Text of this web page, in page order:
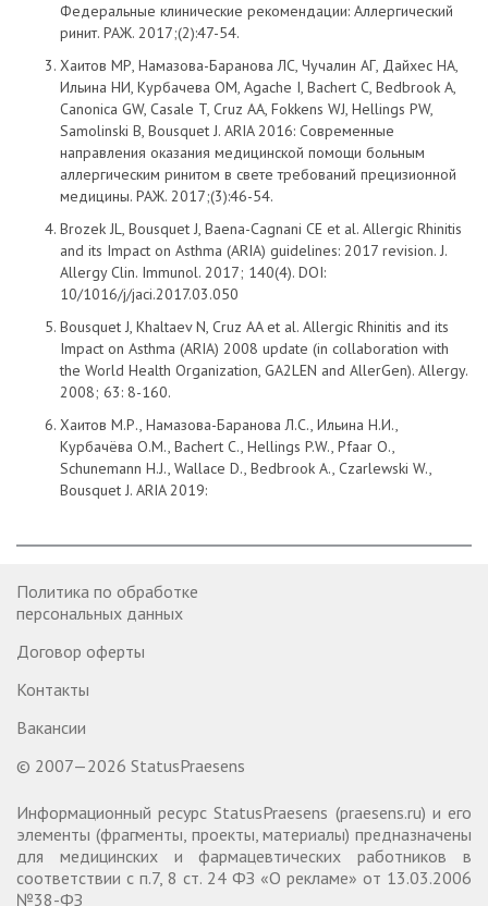
Федеральные клинические рекомендации: Аллергический
ринит. РАЖ. 2017;(2):47-54.
Хаитов МР, Намазова-Баранова ЛС, Чучалин АГ, Дайхес НА,
Ильина НИ, Курбачева ОМ, Agache I, Bachert C, Bedbrook A,
Canonica GW, Casale T, Cruz AA, Fokkens WJ, Hellings PW,
Samolinski B, Bousquet J. ARIA 2016: Современные
направления оказания медицинской помощи больным
аллергическим ринитом в свете требований прецизионной
медицины. РАЖ. 2017;(3):46-54.
Brozek JL, Bousquet J, Baena-Cagnani CE et al. Allergic Rhinitis
and its Impact on Asthma (ARIA) guidelines: 2017 revision. J.
Allergy Clin. Immunol. 2017; 140(4). DOI:
10/1016/j/jaci.2017.03.050
Bousquet J, Khaltaev N, Cruz AA et al. Allergic Rhinitis and its
Impact on Asthma (ARIA) 2008 update (in collaboration with
the World Health Organization, GA2LEN and AllerGen). Allergy.
2008; 63: 8-160.
Хаитов М.Р., Намазова-Баранова Л.С., Ильина Н.И.,
Курбачёва О.М., Bachert C., Hellings P.W., Pfaar O.,
Schunemann H.J., Wallace D., Bedbrook A., Czarlewski W.,
Bousquet J. ARIA 2019:
Политика по обработке
персональных данных
Договор оферты
Контакты
Вакансии
© 2007—2026 StatusPraesens
Информационный ресурс StatusPraesens (praesens.ru) и его
элементы (фрагменты, проекты, материалы) предназначены
для медицинских и фармацевтических работников в
соответствии с п.7, 8 ст. 24 ФЗ «О рекламе» от 13.03.2006
№38-ФЗ